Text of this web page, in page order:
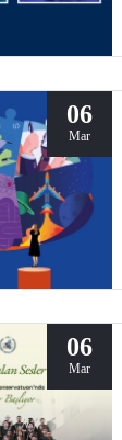
06
Mar
06
Mar